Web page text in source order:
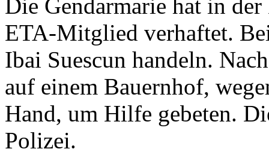
Die Gendarmarie hat in
ETA-Mitglied verhaftet.
Ibai Suescun handeln.
auf einem Bauernhof,
Hand, um Hilfe gebeten.
Polizei.